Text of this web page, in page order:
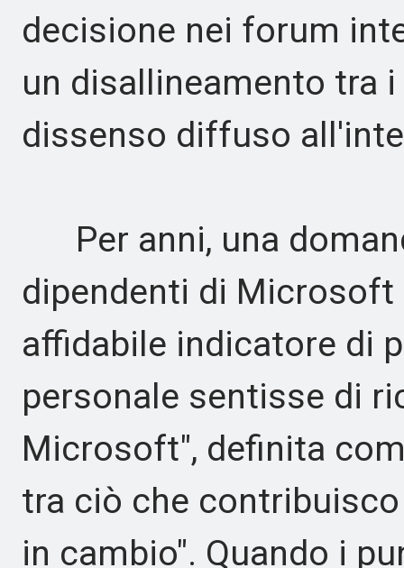
decisione nei forum
un disallineamento tra
dissenso diffuso
Per anni, una
dipendenti di
affidabile indicatore di
personale sentisse di
Microsoft", definita
tra ciò che
in cambio". Quando i